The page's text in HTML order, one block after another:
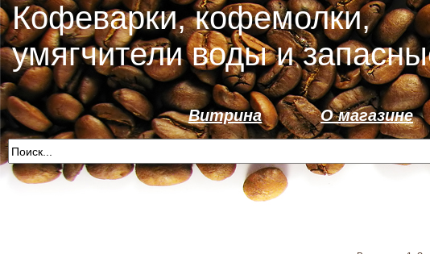
Кофеварки, кофемолки,
умягчители воды и
Витрина О магазине